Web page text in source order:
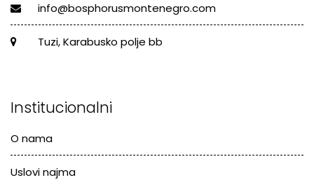
info@bosphorusmontenegro.com
Tuzi, Karabusko polje bb
Institucionalni
O nama
Uslovi najma